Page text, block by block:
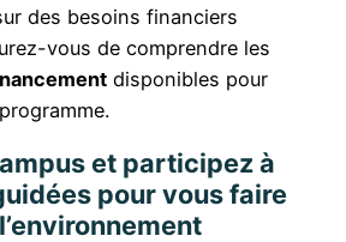
des besoins financiers
vous de comprendre les
disponibles pour
et participez à
pour vous faire